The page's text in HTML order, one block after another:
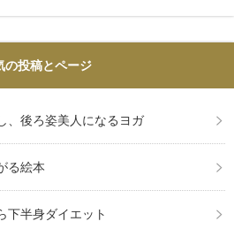
の投稿とページ
、後ろ姿美人になるヨガ
る絵本
下半身ダイエット